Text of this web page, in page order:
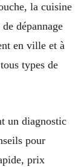
la cuisine
dépannage
en ville et à
types de
un diagnostic
pour
prix